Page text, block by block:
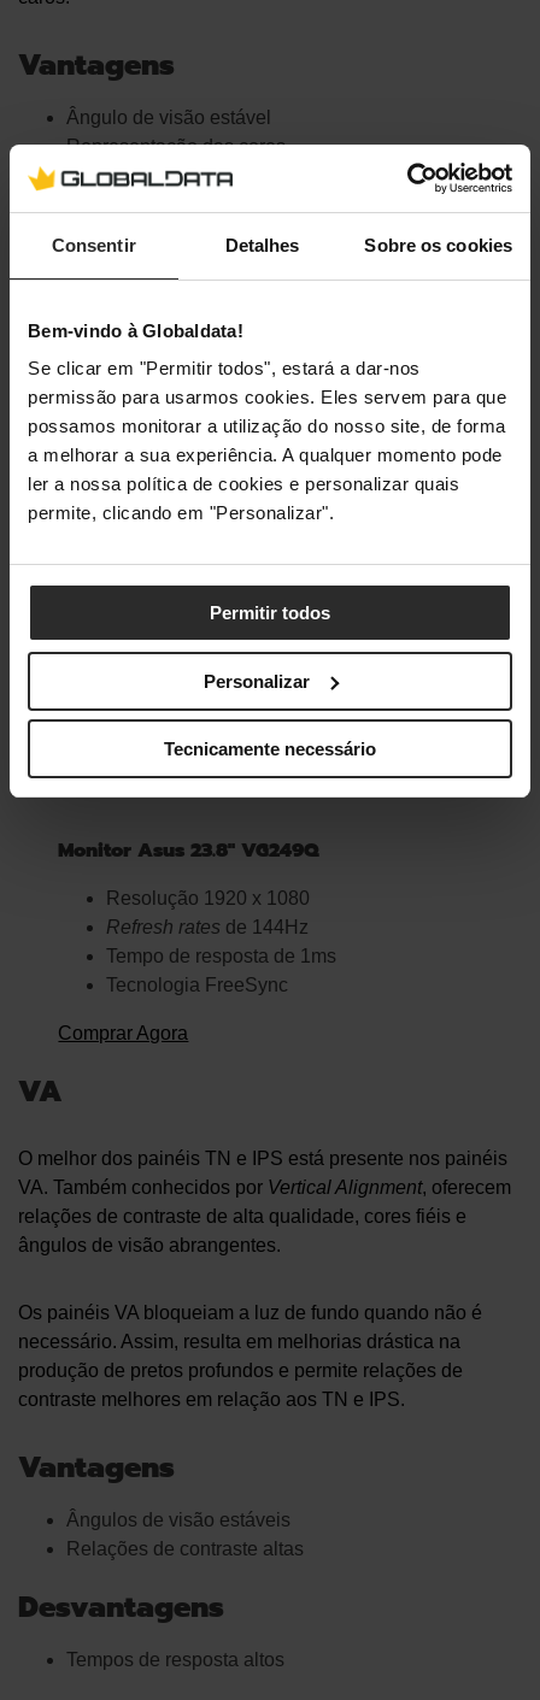
Consentir Detalhes Sobre os cookies
Bem-vindo à Globaldata!
Se clicar em "Permitir todos", estará a dar-nos
permissão para usarmos cookies. Eles servem para que
possamos monitorar a utilização do nosso site, de forma
a melhorar a sua experiência. A qualquer momento pode
ler a nossa política de cookies e personalizar quais
permite, clicando em "Personalizar".
Permitir todos
Personalizar
Tecnicamente necessário
Vantagens
Ângulo de visão estável
Representação das cores
Desvantagens
Alto consumo de energia
Geralmente mais caros
Monitor Asus 23.8″ VG249Q
Resolução 1920 x 1080
Refresh rates de 144Hz
Tempo de resposta de 1ms
Tecnologia FreeSync
Comprar Agora
VA
O melhor dos painéis TN e IPS está presente nos painéis
VA. Também conhecidos por Vertical Alignment, oferecem
relações de contraste de alta qualidade, cores fiéis e
ângulos de visão abrangentes.
Os painéis VA bloqueiam a luz de fundo quando não é
necessário. Assim, resulta em melhorias drástica na
produção de pretos profundos e permite relações de
contraste melhores em relação aos TN e IPS.
Vantagens
Ângulos de visão estáveis
Relações de contraste altas
Desvantagens
Tempos de resposta altos